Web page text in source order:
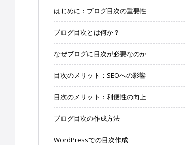
はじめに：ブログ目次の重要性
ブログ目次とは何か？
なぜブログに目次が必要なのか
目次のメリット：SEOへの影響
目次のメリット：利便性の向上
ブログ目次の作成方法
WordPressでの目次作成